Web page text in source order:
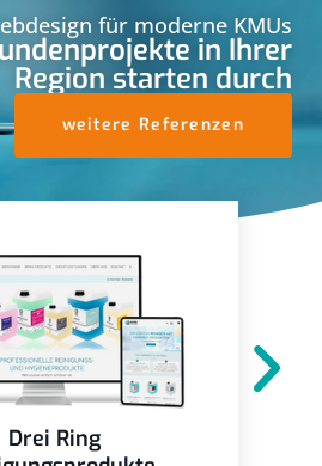
für moderne KMUs
in Ihrer
Region starten durch
weitere Referenzen
Drei Ring